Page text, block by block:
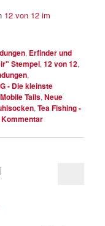
12 von 12 im
, Erfinder und
Stempel,12 von 12,
,
- Die kleinste
Mobile Tails,Neue
,Tea Fishing -